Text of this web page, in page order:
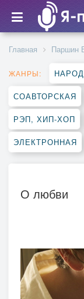
Главная Паршин
ЖАНРЫ:
СОАВТОРСКАЯ
РЭП, ХИП-ХОП
ЭЛЕКТРОННАЯ
О любви